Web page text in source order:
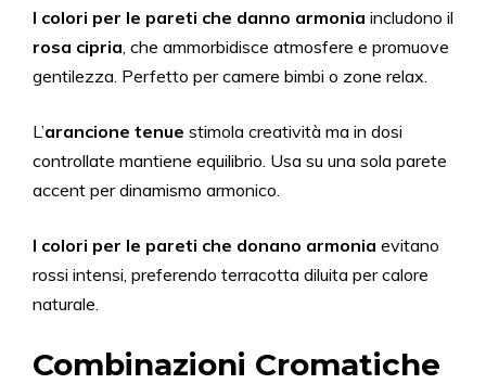
I colori per le pareti che danno armonia includono il
rosa cipria, che ammorbidisce atmosfere e promuove
gentilezza. Perfetto per camere bimbi o zone relax.
L’arancione tenue stimola creatività ma in dosi
controllate mantiene equilibrio. Usa su una sola parete
accent per dinamismo armonico.
I colori per le pareti che donano armonia evitano
rossi intensi, preferendo terracotta diluita per calore
naturale.
Combinazioni Cromatiche